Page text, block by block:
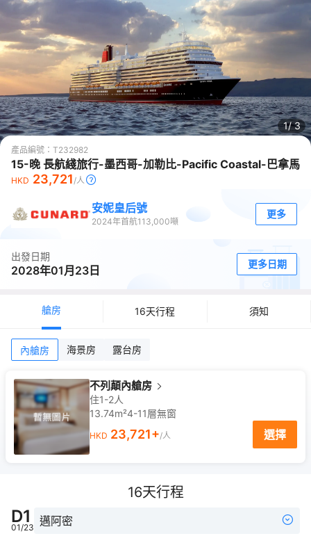
1/3
產品編號： T232982
15-晚 長航綫旅行-墨西哥-加勒比-Pacific Coastal-巴拿馬
HKD 23,721/人
安妮皇后號
2024年首航113,000噸
更多
出發日期
2028年01月23日 更多日期
艙房 16天行程 須知
內艙房 海景房 露台房
不列顛內艙房
住1-2人
13.74m²4-11層無窗
HKD 23,721+/人 選擇
16天行程
D1
01/23 邁阿密